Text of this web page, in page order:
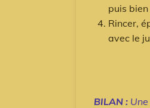
puis
Rincer,
avec le
BILAN :